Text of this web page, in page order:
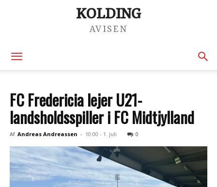
KOLDING
AVISEN
FC Fredericia lejer U21-
landsholdsspiller i FC Midtjylland
Af Andreas Andreassen - 10:00 - 1. juli 0